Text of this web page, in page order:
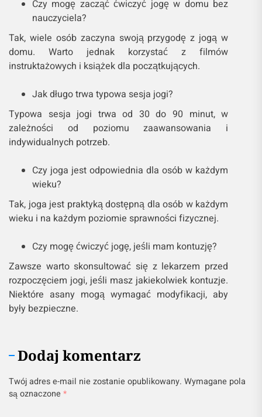
Czy mogę zacząć ćwiczyć jogę w domu bez
nauczyciela?
Tak, wiele osób zaczyna swoją przygodę z jogą w
domu. Warto jednak korzystać z filmów
instruktażowych i książek dla początkujących.
Jak długo trwa typowa sesja jogi?
Typowa sesja jogi trwa od 30 do 90 minut, w
zależności od poziomu zaawansowania i
indywidualnych potrzeb.
Czy joga jest odpowiednia dla osób w każdym
wieku?
Tak, joga jest praktyką dostępną dla osób w każdym
wieku i na każdym poziomie sprawności fizycznej.
Czy mogę ćwiczyć jogę, jeśli mam kontuzję?
Zawsze warto skonsultować się z lekarzem przed
rozpoczęciem jogi, jeśli masz jakiekolwiek kontuzje.
Niektóre asany mogą wymagać modyfikacji, aby
były bezpieczne.
Dodaj komentarz
Twój adres e-mail nie zostanie opublikowany. Wymagane pola
są oznaczone *